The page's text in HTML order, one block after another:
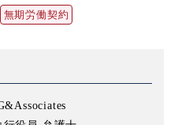
無期労働契約